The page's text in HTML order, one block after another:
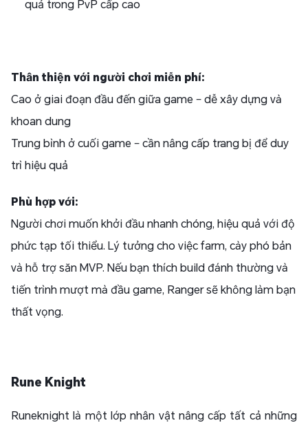
quả trong PvP cấp cao
Thân thiện với người chơi miễn phí:
Cao ở giai đoạn đầu đến giữa game – dễ xây dựng và
khoan dung
Trung bình ở cuối game – cần nâng cấp trang bị để duy
trì hiệu quả
Phù hợp với:
Người chơi muốn khởi đầu nhanh chóng, hiệu quả với độ
phức tạp tối thiểu. Lý tưởng cho việc farm, cày phó bản
và hỗ trợ săn MVP. Nếu bạn thích build đánh thường và
tiến trình mượt mà đầu game, Ranger sẽ không làm bạn
thất vọng.
Rune Knight
Runeknight là một lớp nhân vật nâng cấp tất cả những